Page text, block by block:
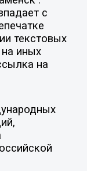
с
текстовых
иных
на